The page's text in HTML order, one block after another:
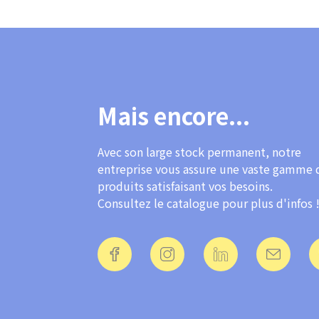
Mais encore...
Avec son large stock permanent, notre
entreprise vous assure une vaste gamme
produits satisfaisant vos besoins.
Consultez le catalogue pour plus d'infos !